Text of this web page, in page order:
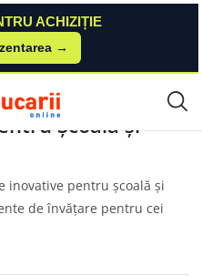
ACHIZIȚIE
→
Gradinita
Școală și
inovative pentru școală și
de învățare pentru cei